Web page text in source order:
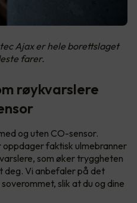
Ajax er hele borettslaget
farer.
røykvarslere
og uten CO-sensor.
oppdager faktisk ulmebranner
som øker tryggheten
deg. Vi anbefaler på det
slik at du og dine